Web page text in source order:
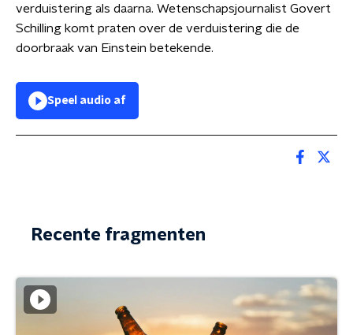
verduistering als daarna. Wetenschapsjournalist Govert
Schilling komt praten over de verduistering die de
doorbraak van Einstein betekende.
Speel audio af
Recente fragmenten